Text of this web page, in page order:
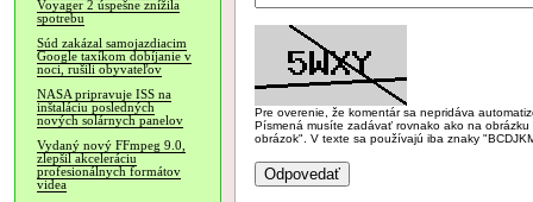
Voyager 2 úspešne znížila
spotrebu
Súd zakázal samojazdiacim
Google taxíkom dobíjanie v
noci, rušili obyvateľov
NASA pripravuje ISS na
inštaláciu posledných
nových solárnych panelov
Vydaný nový FFmpeg 9.0,
zlepšil akceleráciu
profesionálnych formátov
videa
Pre overenie, že komentár sa nepridáva
Písmená musíte zadávať rovnako ako na
obrázok". V texte sa používajú iba znaky